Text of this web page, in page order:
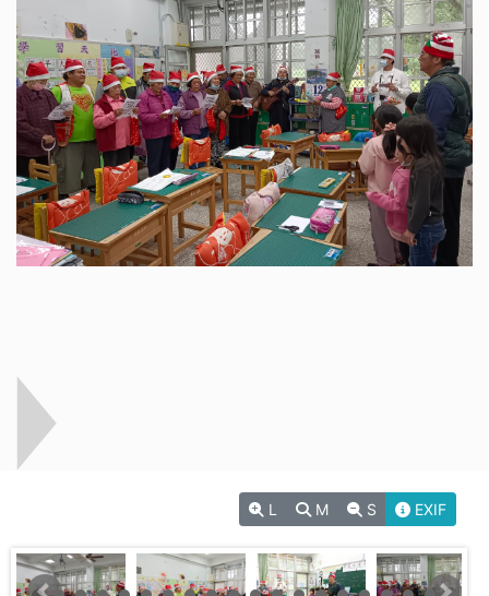
L M S EXIF